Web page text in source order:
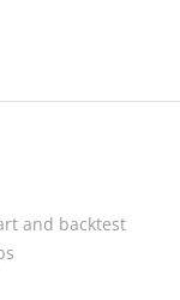
and backtest